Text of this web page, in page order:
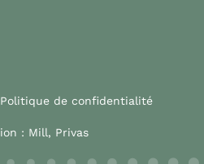
Politique de confidentialité
: Mill, Privas